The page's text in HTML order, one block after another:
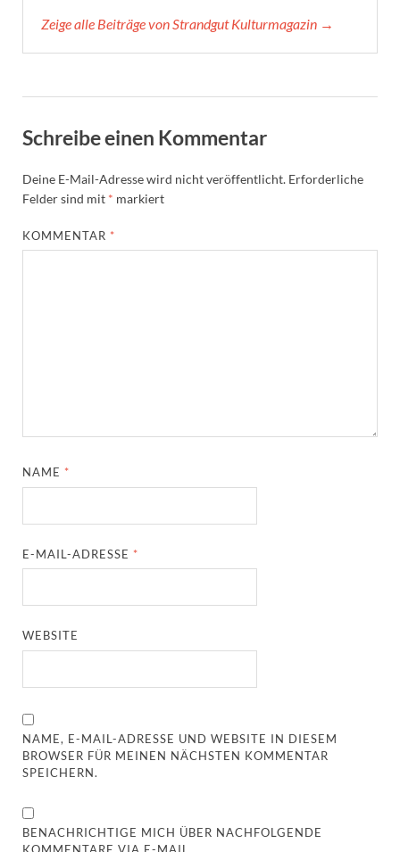
Zeige alle Beiträge von Strandgut Kulturmagazin →
Schreibe einen Kommentar
Deine E-Mail-Adresse wird nicht veröffentlicht. Erforderliche
Felder sind mit * markiert
KOMMENTAR *
NAME *
E-MAIL-ADRESSE *
WEBSITE
NAME, E-MAIL-ADRESSE UND WEBSITE IN DIESEM
BROWSER FÜR MEINEN NÄCHSTEN KOMMENTAR
SPEICHERN.
BENACHRICHTIGE MICH ÜBER NACHFOLGENDE